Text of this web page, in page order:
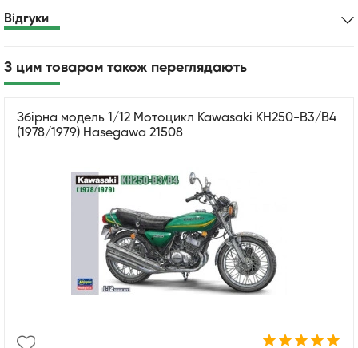
Відгуки
З цим товаром також переглядають
Збірна модель 1/12 Мотоцикл Kawasaki KH250-B3/B4
(1978/1979) Hasegawa 21508